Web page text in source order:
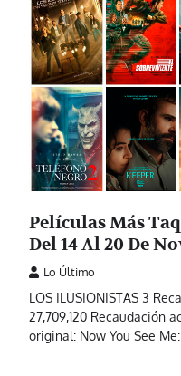
Películas Más
Del 14 Al 20 De
Lo Último
LOS ILUSIONISTAS 3
27,709,120 Recaudación
original: Now You See Me: